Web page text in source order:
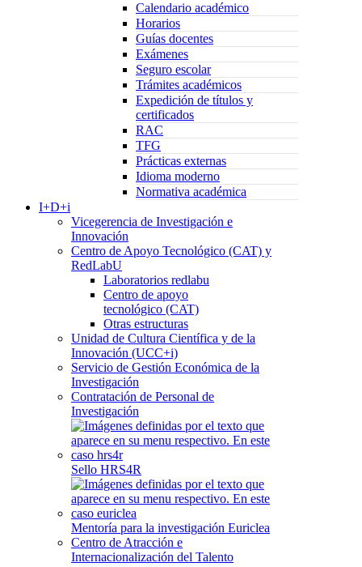
Calendario académico
Horarios
Guías docentes
Exámenes
Seguro escolar
Trámites académicos
Expedición de títulos y
certificados
RAC
TFG
Prácticas externas
Idioma moderno
Normativa académica
I+D+i
Vicegerencia de Investigación e
Innovación
Centro de Apoyo Tecnológico (CAT) y
RedLabU
Laboratorios redlabu
Centro de apoyo
tecnológico (CAT)
Otras estructuras
Unidad de Cultura Científica y de la
Innovación (UCC+i)
Servicio de Gestión Económica de la
Investigación
Contratación de Personal de
Investigación
Sello HRS4R
Mentoría para la investigación Euriclea
Centro de Atracción e
Internacionalización del Talento